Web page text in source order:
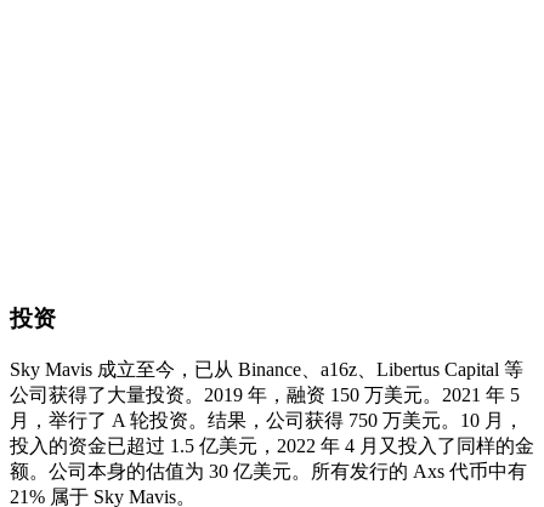
投资
Sky Mavis 成立至今，已从 Binance、a16z、Libertus Capital 等
公司获得了大量投资。2019 年，融资 150 万美元。2021 年 5
月，举行了 A 轮投资。结果，公司获得 750 万美元。10 月，
投入的资金已超过 1.5 亿美元，2022 年 4 月又投入了同样的金
额。公司本身的估值为 30 亿美元。所有发行的 Axs 代币中有
21% 属于 Sky Mavis。